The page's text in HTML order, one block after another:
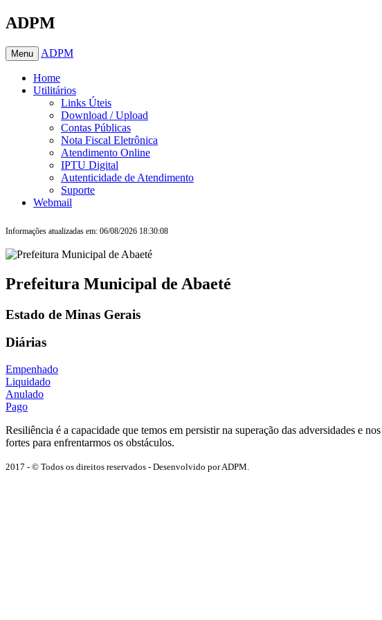
ADPM
Menu ADPM
Home
Utilitários
Links Úteis
Download / Upload
Contas Públicas
Nota Fiscal Eletrônica
Atendimento Online
IPTU Digital
Autenticidade de Atendimento
Suporte
Webmail
Informações atualizadas em: 06/08/2026 18:30:08
Prefeitura Municipal de Abaeté
Estado de Minas Gerais
Diárias
Empenhado
Liquidado
Anulado
Pago
Resiliência é a capacidade que temos em persistir na superação das adversidades e
fortes para enfrentarmos os obstáculos.
2017 - © Todos os direitos reservados - Desenvolvido por ADPM.